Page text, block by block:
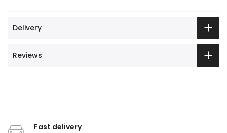
Delivery
Reviews
Fast delivery